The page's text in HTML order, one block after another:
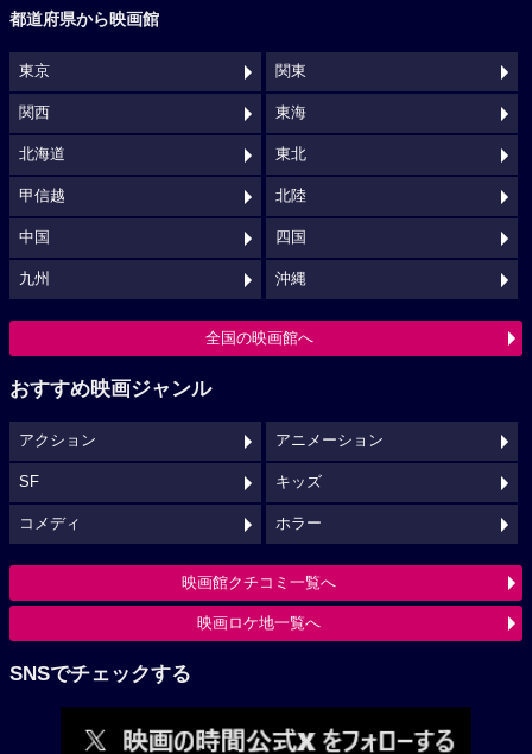
都道府県から映画館
東京 関東
関西 東海
北海道 東北
甲信越 北陸
中国 四国
九州 沖縄
全国の映画館へ
おすすめ映画ジャンル
アクション アニメーション
SF キッズ
コメディ ホラー
映画館クチコミ一覧へ
映画ロケ地一覧へ
SNSでチェックする